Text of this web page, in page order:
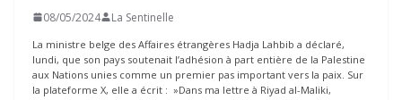
08/05/2024 La Sentinelle
La ministre belge des Affaires étrangères Hadja Lahbib a déclaré,
lundi, que son pays soutenait l’adhésion à part entière de la Palestine
aux Nations unies comme un premier pas important vers la paix. Sur
la plateforme X, elle a écrit : »Dans ma lettre à Riyad al-Maliki,